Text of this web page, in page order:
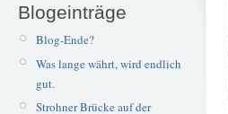
Blogeinträge
Blog-Ende?
Was lange währt, wird endlich
gut.
Strohner Brücke auf der